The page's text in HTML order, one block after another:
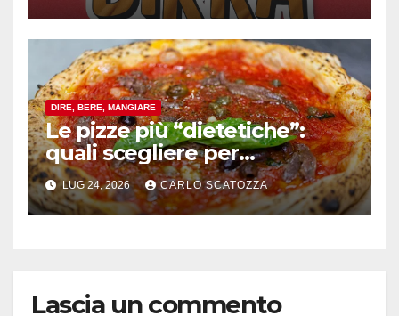
DIRE, BERE, MANGIARE
Le pizze più “dietetiche”:
quali scegliere per
contenere le calorie senza
rinunciare al gusto
LUG 24, 2026 CARLO SCATOZZA
Lascia un commento